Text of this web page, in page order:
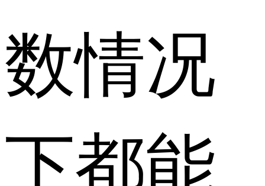
数情况
下都能